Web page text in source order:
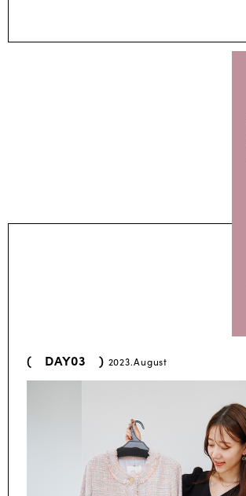
( DAY03 ) 2023.August